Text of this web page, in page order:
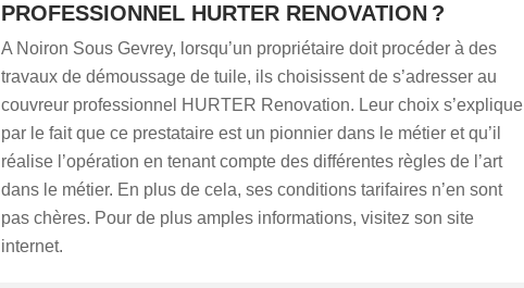
PROFESSIONNEL HURTER RENOVATION ?
A Noiron Sous Gevrey, lorsqu’un propriétaire doit procéder à des
travaux de démoussage de tuile, ils choisissent de s’adresser au
couvreur professionnel HURTER Renovation. Leur choix s’explique
par le fait que ce prestataire est un pionnier dans le métier et qu’il
réalise l’opération en tenant compte des différentes règles de l’art
dans le métier. En plus de cela, ses conditions tarifaires n’en sont
pas chères. Pour de plus amples informations, visitez son site
internet.